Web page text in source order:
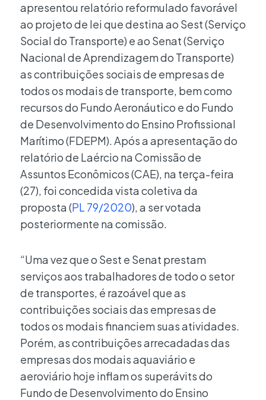
apresentou relatório reformulado favorável
ao projeto de lei que destina ao Sest (Serviço
Social do Transporte) e ao Senat (Serviço
Nacional de Aprendizagem do Transporte)
as contribuições sociais de empresas de
todos os modais de transporte, bem como
recursos do Fundo Aeronáutico e do Fundo
de Desenvolvimento do Ensino Profissional
Marítimo (FDEPM). Após a apresentação do
relatório de Laércio na Comissão de
Assuntos Econômicos (CAE), na terça-feira
(27), foi concedida vista coletiva da
proposta (PL 79/2020), a ser votada
posteriormente na comissão.
“Uma vez que o Sest e Senat prestam
serviços aos trabalhadores de todo o setor
de transportes, é razoável que as
contribuições sociais das empresas de
todos os modais financiem suas atividades.
Porém, as contribuições arrecadadas das
empresas dos modais aquaviário e
aeroviário hoje inflam os superávits do
Fundo de Desenvolvimento do Ensino